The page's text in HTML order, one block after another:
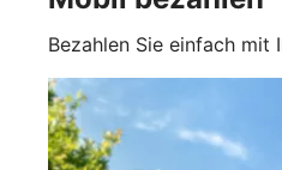
Bezahlen Sie einfach mit